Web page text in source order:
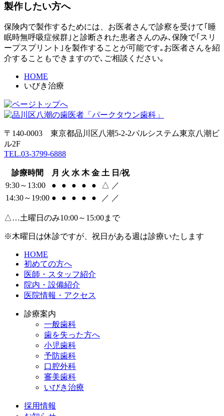
製作したい方へ
保険内で製作するためには、お医者さんで診察を受けて｢睡
眠時無呼吸症候群｣と診断された患者さんのみ､保険で｢スリ
ープスプリント｣を製作することが可能です｡お医者さんを紹
介することもできますので､ご相談ください｡
HOME
いびき治療
〒140-0003 東京都品川区八潮5‐2‐2パルシステム東京八潮ビ
ル2F
TEL.03-3799-6888
診療時間 月 火 水 木 金 土 日/祝
9:30～13:00
● ● ● ● ● △ ／
14:30～19:00 ● ● ● ● ● ／ ／
△…土曜日のみ10:00～15:00まで
※木曜日は休診ですが、祝日がある週は診療いたします
HOME
初めての方へ
医師・スタッフ紹介
院内・設備紹介
医院情報・アクセス
診療案内
一般歯科
歯を失った方へ
小児歯科
予防歯科
口腔外科
審美歯科
いびき治療
採用情報